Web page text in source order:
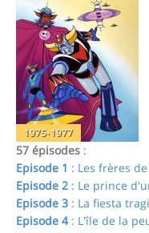
1975-1977
57 épisodes :
Episode 1 : Les frères
Episode 2 : Le prince
Episode 3 : La fiesta
Episode 4: L'île de la